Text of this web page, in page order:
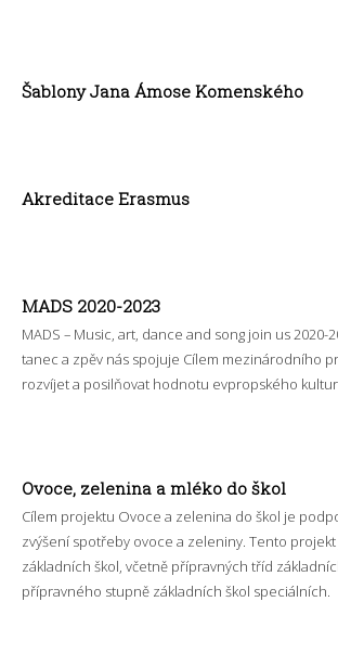
Šablony Jana Ámose Komenského
Akreditace Erasmus
MADS 2020-2023
MADS – Music, art, dance and song join us 2020-
tanec a zpěv nás spojuje Cílem mezinárodního
rozvíjet a posilňovat hodnotu evpropského
Ovoce, zelenina a mléko do škol
Cílem projektu Ovoce a zelenina do škol je
zvýšení spotřeby ovoce a zeleniny. Tento
základních škol, včetně přípravných tříd
přípravného stupně základních škol speciálních.